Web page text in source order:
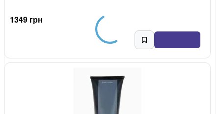
1349 грн